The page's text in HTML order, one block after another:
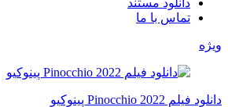
دانلود مستند
تماس با ما
ویژه
دانلود فیلم Pinocchio 2022 پینوکیو